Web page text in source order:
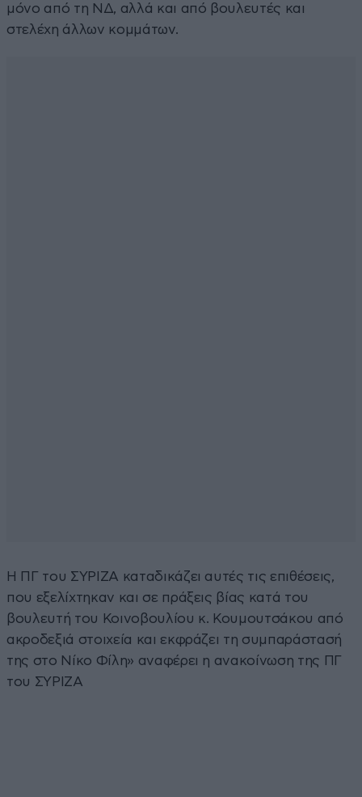
μόνο από τη ΝΔ, αλλά και από βουλευτές και
στελέχη άλλων κομμάτων.
Η ΠΓ του ΣΥΡΙΖΑ καταδικάζει αυτές τις επιθέσεις,
που εξελίχτηκαν και σε πράξεις βίας κατά του
βουλευτή του Κοινοβουλίου κ. Κουμουτσάκου από
ακροδεξιά στοιχεία και εκφράζει τη συμπαράστασή
της στο Νίκο Φίλη» αναφέρει η ανακοίνωση της ΠΓ
του ΣΥΡΙΖΑ